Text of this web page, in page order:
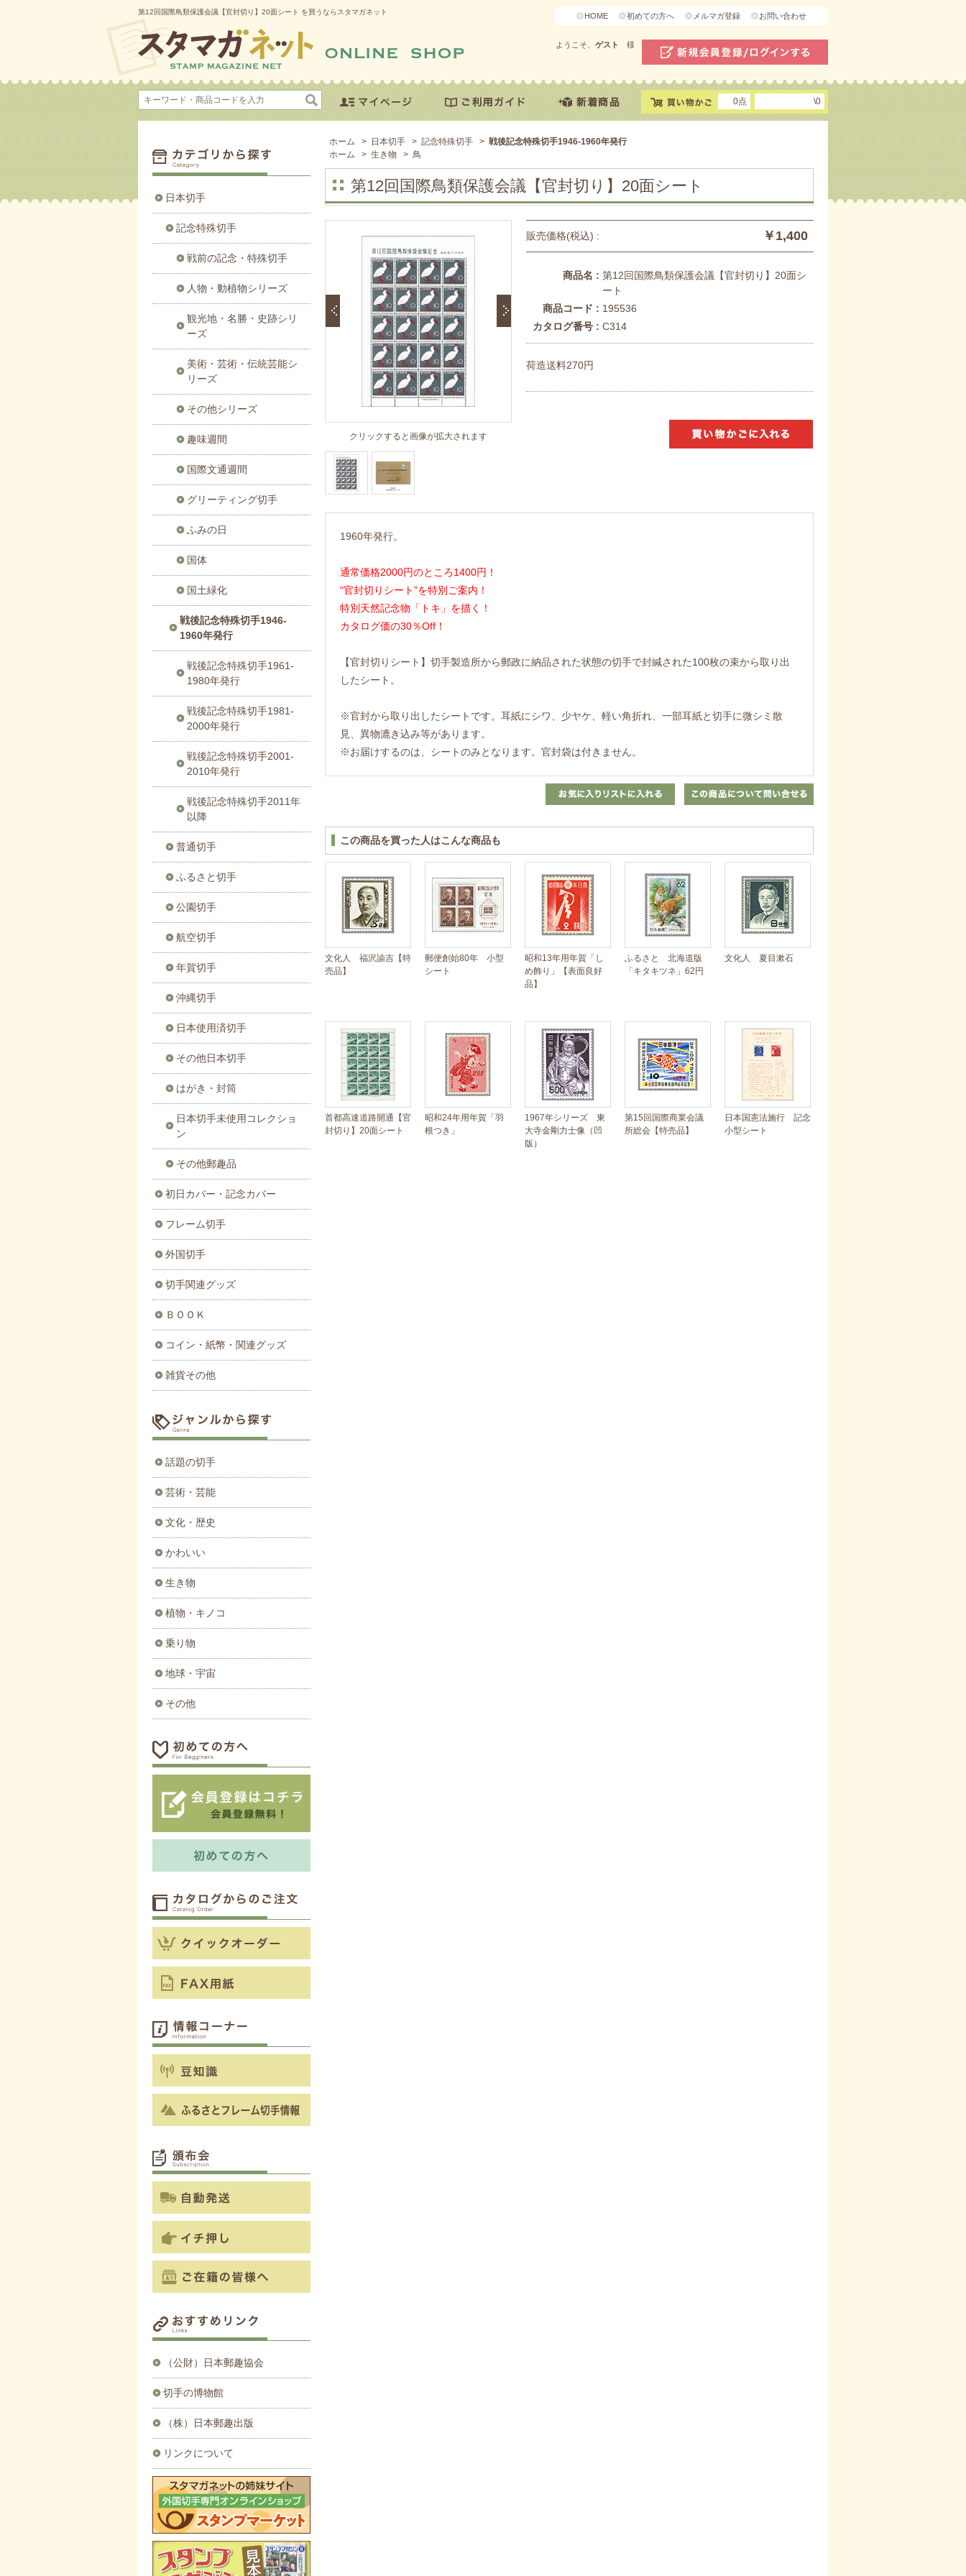
第12回国際鳥類保護会議【官封切り】20面シート を買うならスタマガネット HOME 初めての方へ メルマガ登録 お問い合わせ
ようこそ、 ゲスト 様
0点 \0
ホーム > 日本切手 > 記念特殊切手 > 戦後記念特殊切手1946-1960年発行
ホーム
> 生き物 > 鳥
第12回国際鳥類保護会議【官封切り】20面シート
クリックすると画像が拡大されます
販売価格(税込) : ￥1,400
商品名 : 第12回国際鳥類保護会議【官封切り】20面シ
ート
商品コード : 195536
カタログ番号 : C314
荷造送料270円
1960年発行。
通常価格2000円のところ1400円！
“官封切りシート”を特別ご案内！
特別天然記念物「トキ」を描く！
カタログ価の30％Off！
【官封切りシート】切手製造所から郵政に納品された状態の切手で封緘された100枚の束から取り出
したシート。
※官封から取り出したシートです。耳紙にシワ、少ヤケ、軽い角折れ、一部耳紙と切手に微シミ散
見、異物漉き込み等があります。
※お届けするのは、シートのみとなります。官封袋は付きません。
この商品を買った人はこんな商品も
文化人 福沢諭吉【特
売品】
郵便創始80年 小型
シート
昭和13年用年賀「し
め飾り」【表面良好
品】
ふるさと 北海道版
「キタキツネ」62円
文化人 夏目漱石
首都高速道路開通【官
封切り】20面シート
昭和24年用年賀「羽
根つき」
1967年シリーズ 東
大寺金剛力士像（凹
版）
第15回国際商業会議
所総会【特売品】
日本国憲法施行 記念
小型シート
日本切手
記念特殊切手
戦前の記念・特殊切手
人物・動植物シリーズ
観光地・名勝・史跡シリ
ーズ
美術・芸術・伝統芸能シ
リーズ
その他シリーズ
趣味週間
国際文通週間
グリーティング切手
ふみの日
国体
国土緑化
戦後記念特殊切手1946-
1960年発行
戦後記念特殊切手1961-
1980年発行
戦後記念特殊切手1981-
2000年発行
戦後記念特殊切手2001-
2010年発行
戦後記念特殊切手2011年
以降
普通切手
ふるさと切手
公園切手
航空切手
年賀切手
沖縄切手
日本使用済切手
その他日本切手
はがき・封筒
日本切手未使用コレクショ
ン
その他郵趣品
初日カバー・記念カバー
フレーム切手
外国切手
切手関連グッズ
ＢＯＯＫ
コイン・紙幣・関連グッズ
雑貨その他
話題の切手
芸術・芸能
文化・歴史
かわいい
生き物
植物・キノコ
乗り物
地球・宇宙
その他
（公財）日本郵趣協会
切手の博物館
（株）日本郵趣出版
リンクについて